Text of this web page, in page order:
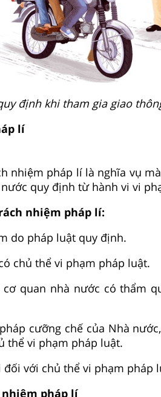
định khi tham gia giao
lí
nhiệm pháp lí là nghĩa vụ
quy định từ hành vi vi
nhiệm pháp lí:
do pháp luật quy định.
chủ thể vi phạm pháp luật.
cơ quan nhà nước có thẩm
cưỡng chế của Nhà
thể vi phạm pháp luật.
đối với chủ thể vi phạm pháp
pháp lí